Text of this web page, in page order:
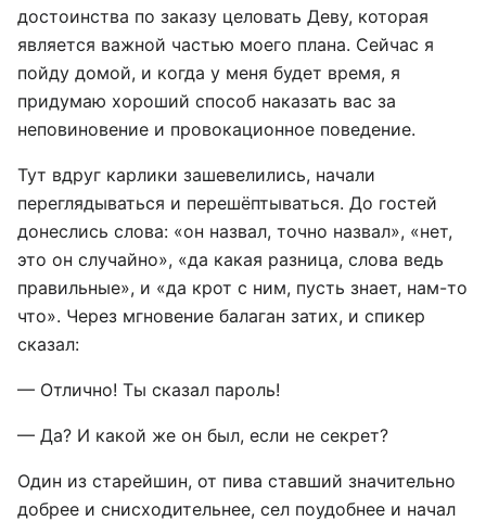
достоинства по заказу целовать Деву, которая
является важной частью моего плана. Сейчас я
пойду домой, и когда у меня будет время, я
придумаю хороший способ наказать вас за
неповиновение и провокационное поведение.
Тут вдруг карлики зашевелились, начали
переглядываться и перешёптываться. До гостей
донеслись слова: «он назвал, точно назвал», «нет,
это он случайно», «да какая разница, слова ведь
правильные», и «да крот с ним, пусть знает, нам-то
что». Через мгновение балаган затих, и спикер
сказал:
— Отлично! Ты сказал пароль!
— Да? И какой же он был, если не секрет?
Один из старейшин, от пива ставший значительно
добрее и снисходительнее, сел поудобнее и начал